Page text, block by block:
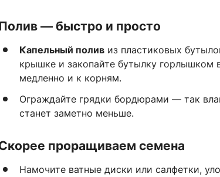
— быстро и просто
Капельный полив из пластиковых
крышке и закопайте бутылку горлышком
медленно и к корням.
Ограждайте грядки бордюрами — так
станет заметно меньше.
проращиваем семена
Намочите ватные диски или салфетки,